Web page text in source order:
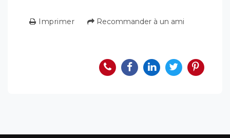
Imprimer Recommander à un ami